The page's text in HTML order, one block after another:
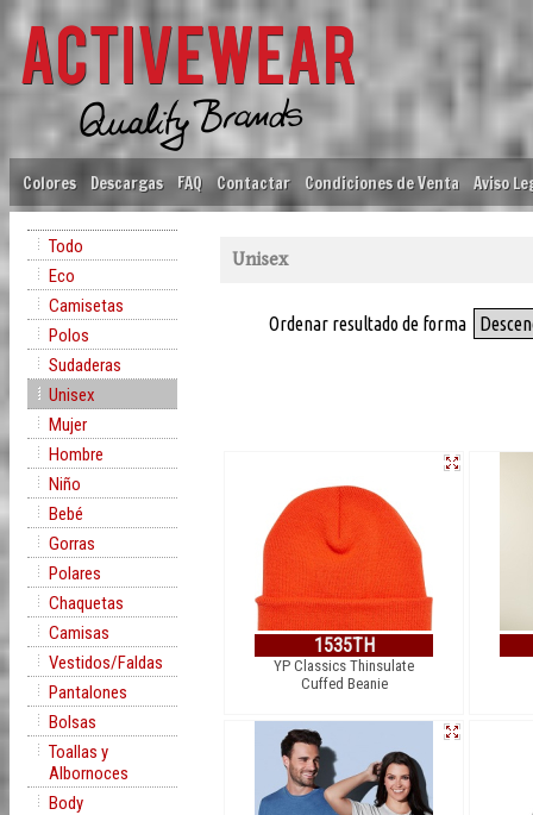
Colores Descargas FAQ Contactar Condiciones de Venta Aviso
Todo
Eco
Camisetas
Polos
Sudaderas
Unisex
Mujer
Hombre
Niño
Bebé
Gorras
Polares
Chaquetas
Camisas
Vestidos/Faldas
Pantalones
Bolsas
Toallas y
Albornoces
Body
Unisex
Ordenar resultado de forma
1535TH
YP Classics Thinsulate
Cuffed Beanie